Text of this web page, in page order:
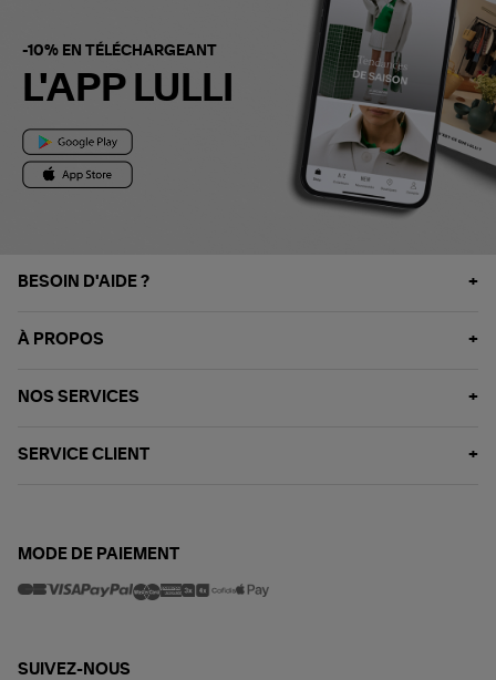
-10% EN TÉLÉCHARGEANT
L'APP LULLI
BESOIN D'AIDE ?
À PROPOS
NOS SERVICES
SERVICE CLIENT
MODE DE PAIEMENT
SUIVEZ-NOUS